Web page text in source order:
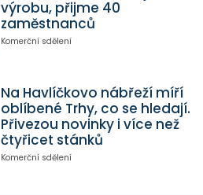
výrobu, přijme 40
zaměstnanců
Komerční sdělení
Na Havlíčkovo nábřeží míří
oblíbené Trhy, co se hledají.
Přivezou novinky i více než
čtyřicet stánků
Komerční sdělení